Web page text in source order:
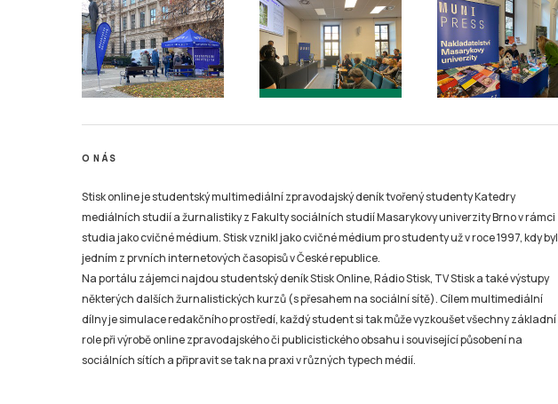
O NÁS
Stisk online je studentský multimediální zpravodajský deník tvořený studenty Katedry
mediálních studií a žurnalistiky z Fakulty sociálních studií Masarykovy univerzity Brno v rámci
studia jako cvičné médium. Stisk vznikl jako cvičné médium pro studenty už v roce 1997, kdy byl
jedním z prvních internetových časopisů v České republice.
Na portálu zájemci najdou studentský deník Stisk Online, Rádio Stisk, TV Stisk a také výstupy
některých dalších žurnalistických kurzů (s přesahem na sociální sítě). Cílem multimediální
dílny je simulace redakčního prostředí, každý student si tak může vyzkoušet všechny základní
role při výrobě online zpravodajského či publicistického obsahu i související působení na
sociálních sítích a připravit se tak na praxi v různých typech médií.